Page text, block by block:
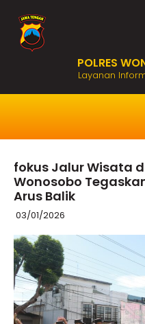
POLRES
Layanan
fokus Jalur Wisata
Wonosobo
Arus Balik
03/01/2026